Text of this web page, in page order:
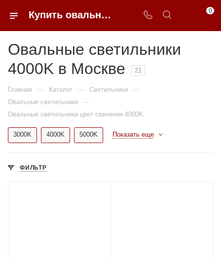
Купить овальные светильники 4000K недорого в Москве | 0FFER 0
Овальные светильники
4000K в Москве
21
Главная — Каталог — Светильники —
Овальные светильники —
Овальные светильники цвет свечения 4000K
3000K 4000K 5000K Показать еще
ФИЛЬТР